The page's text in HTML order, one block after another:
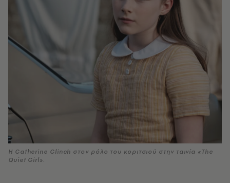
H Catherine Clinch στον ρόλο του κοριτσιού στην ταινία «The
Quiet Girl».